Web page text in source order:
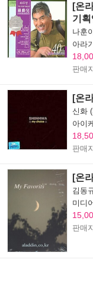
[온
기
나훈
아라
판매
[온
신화
아이
판매
[온
김동
미디
판매